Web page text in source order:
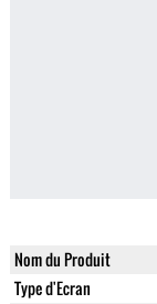
Nom du Produit
Type d'Ecran